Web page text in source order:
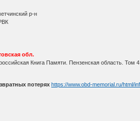
р-н
обл.
Книга Памяти. Пензенская область. Том 4
потерях https://www.obd-memorial.ru/html/